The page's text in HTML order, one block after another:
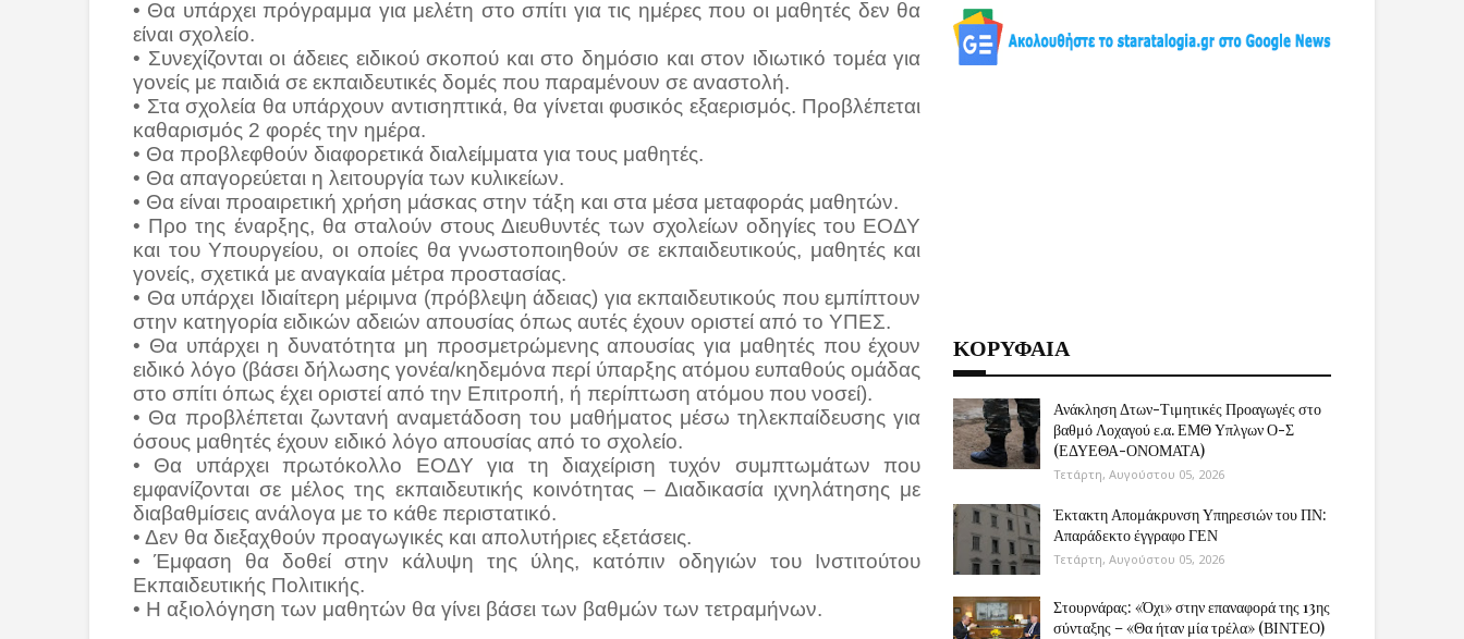
• Θα υπάρχει πρόγραμμα για μελέτη στο σπίτι για τις ημέρες που οι μαθητές δεν θα
είναι σχολείο.
• Συνεχίζονται οι άδειες ειδικού σκοπού και στο δημόσιο και στον ιδιωτικό τομέα για
γονείς με παιδιά σε εκπαιδευτικές δομές που παραμένουν σε αναστολή.
• Στα σχολεία θα υπάρχουν αντισηπτικά, θα γίνεται φυσικός εξαερισμός. Προβλέπεται
καθαρισμός 2 φορές την ημέρα.
• Θα προβλεφθούν διαφορετικά διαλείμματα για τους μαθητές.
• Θα απαγορεύεται η λειτουργία των κυλικείων.
• Θα είναι προαιρετική χρήση μάσκας στην τάξη και στα μέσα μεταφοράς μαθητών.
• Προ της έναρξης, θα σταλούν στους Διευθυντές των σχολείων οδηγίες του ΕΟΔΥ
και του Υπουργείου, οι οποίες θα γνωστοποιηθούν σε εκπαιδευτικούς, μαθητές και
γονείς, σχετικά με αναγκαία μέτρα προστασίας.
• Θα υπάρχει Ιδιαίτερη μέριμνα (πρόβλεψη άδειας) για εκπαιδευτικούς που εμπίπτουν
στην κατηγορία ειδικών αδειών απουσίας όπως αυτές έχουν οριστεί από το ΥΠΕΣ.
• Θα υπάρχει η δυνατότητα μη προσμετρώμενης απουσίας για μαθητές που έχουν
ειδικό λόγο (βάσει δήλωσης γονέα/κηδεμόνα περί ύπαρξης ατόμου ευπαθούς ομάδας
στο σπίτι όπως έχει οριστεί από την Επιτροπή, ή περίπτωση ατόμου που νοσεί).
• Θα προβλέπεται ζωντανή αναμετάδοση του μαθήματος μέσω τηλεκπαίδευσης για
όσους μαθητές έχουν ειδικό λόγο απουσίας από το σχολείο.
• Θα υπάρχει πρωτόκολλο ΕΟΔΥ για τη διαχείριση τυχόν συμπτωμάτων που
εμφανίζονται σε μέλος της εκπαιδευτικής κοινότητας – Διαδικασία ιχνηλάτησης με
διαβαθμίσεις ανάλογα με το κάθε περιστατικό.
• Δεν θα διεξαχθούν προαγωγικές και απολυτήριες εξετάσεις.
• Έμφαση θα δοθεί στην κάλυψη της ύλης, κατόπιν οδηγιών του Ινστιτούτου
Εκπαιδευτικής Πολιτικής.
• Η αξιολόγηση των μαθητών θα γίνει βάσει των βαθμών των τετραμήνων.
ΚΟΡΥΦΑΙΑ
Ανάκληση Δτων-Τιμητικές Προαγωγές στο
βαθμό Λοχαγού ε.α. ΕΜΘ Υπλγων Ο-Σ
(ΕΔΥΕΘΑ-ΟΝΟΜΑΤΑ)
Τετάρτη, Αυγούστου 05, 2026
Έκτακτη Απομάκρυνση Υπηρεσιών του ΠΝ:
Απαράδεκτο έγγραφο ΓΕΝ
Τετάρτη, Αυγούστου 05, 2026
Στουρνάρας: «Όχι» στην επαναφορά της 13ης
σύνταξης – «Θα ήταν μία τρέλα» (ΒΙΝΤΕΟ)